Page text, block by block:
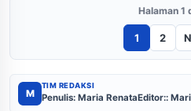
Halaman 1
1 2
M
TIM REDAKSI
Penulis: Maria RenataEditor::